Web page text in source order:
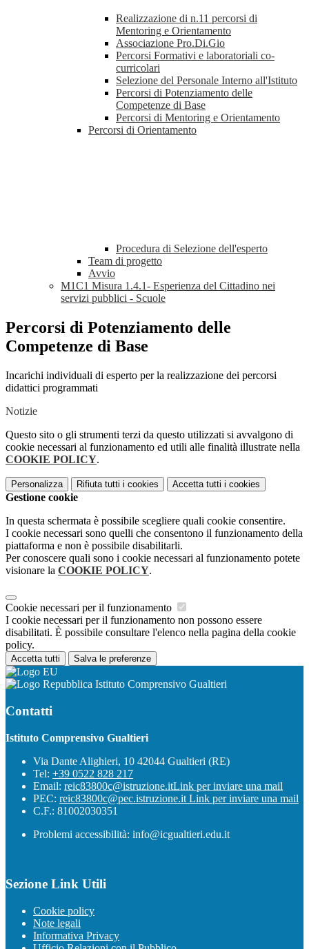
Realizzazione di n.11 percorsi di
Mentoring e Orientamento
Associazione Pro.Di.Gio
Percorsi Formativi e laboratoriali co-
curricolari
Selezione del Personale Interno all'Istituto
Percorsi di Potenziamento delle
Competenze di Base
Percorsi di Mentoring e Orientamento
Percorsi di Orientamento
Procedura di Selezione dell'esperto
Team di progetto
Avvio
M1C1 Misura 1.4.1- Esperienza del Cittadino nei
servizi pubblici - Scuole
Percorsi di Potenziamento delle
Competenze di Base
Incarichi individuali di esperto per la realizzazione dei percorsi
didattici programmati
Notizie
Questo sito o gli strumenti terzi da questo utilizzati si avvalgono di
cookie necessari al funzionamento ed utili alle finalità illustrate nella
COOKIE POLICY.
Personalizza Rifiuta tutti i cookies Accetta tutti i cookies
Gestione cookie
In questa schermata è possibile scegliere quali cookie consentire.
I cookie necessari sono quelli che consentono il funzionamento della
piattaforma e non è possibile disabilitarli.
Per conoscere quali sono i cookie necessari al funzionamento potete
visionare la COOKIE POLICY.
Cookie necessari per il funzionamento
I cookie necessari per il funzionamento non possono essere
disabilitati. È possibile consultare l'elenco nella pagina della cookie
policy.
Accetta tutti Salva le preferenze
Istituto Comprensivo Gualtieri
Contatti
Istituto Comprensivo Gualtieri
Via Dante Alighieri, 10 42044 Gualtieri (RE)
Tel: +39 0522 828 217
Email: reic83800c@istruzione.itLink per inviare una mail
PEC: reic83800c@pec.istruzione.it Link per inviare una mail
C.F.: 81002030351
Problemi accessibilità: info@icgualtieri.edu.it
Sezione Link Utili
Cookie policy
Note legali
Informativa Privacy